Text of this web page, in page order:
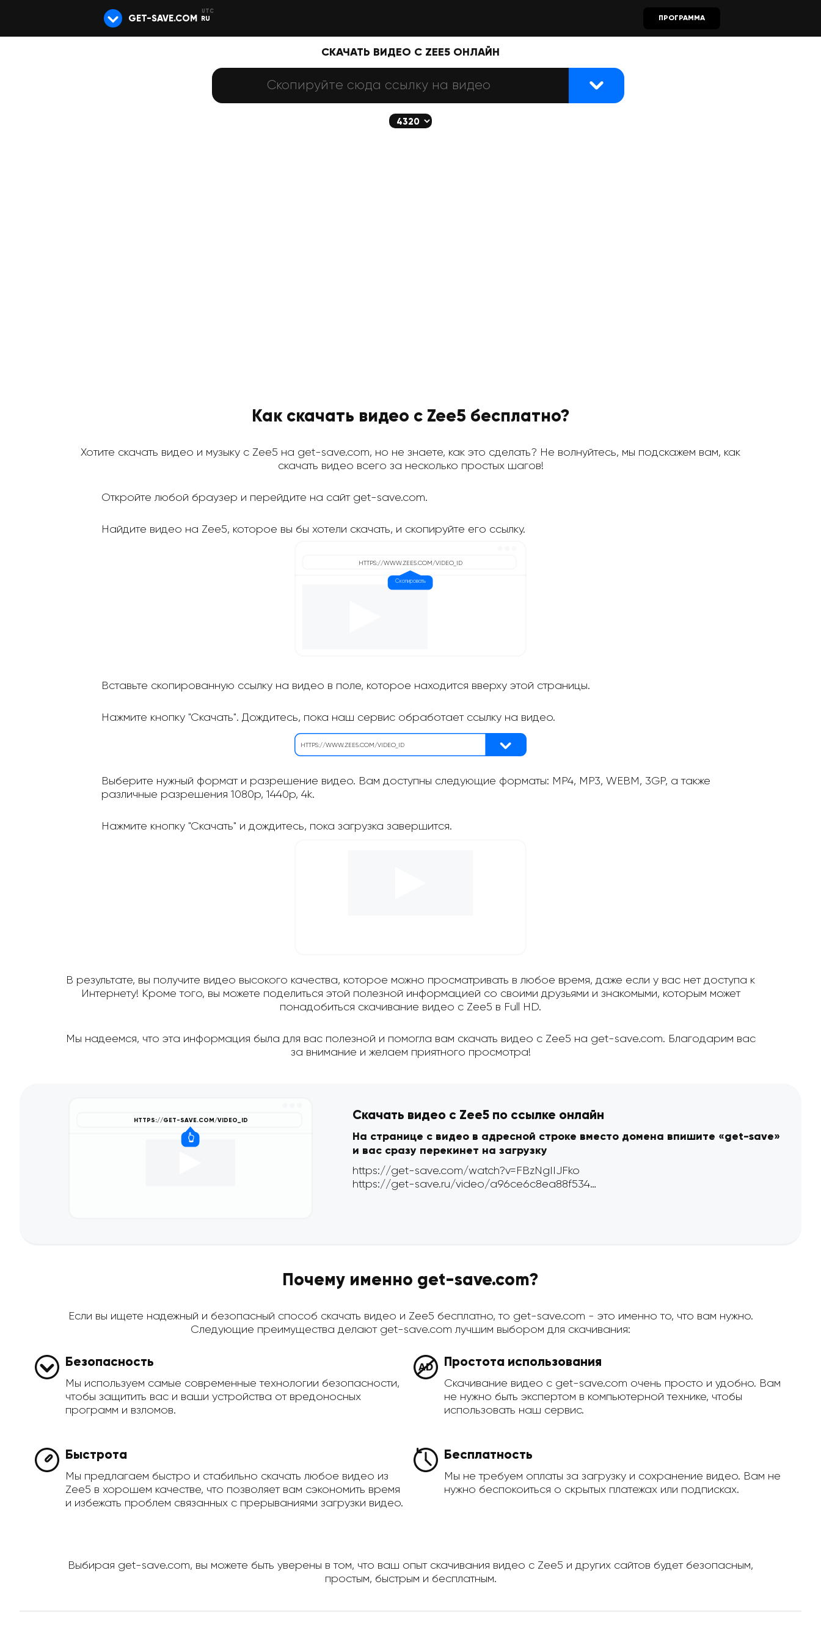
GET-SAVE.COM RU ПРОГРАММА
СКАЧАТЬ ВИДЕО С ZEE5 ОНЛАЙН
Как скачать видео с Zee5 бесплатно?
Хотите скачать видео и музыку с Zee5 на get-save.com, но не знаете, как это сделать? Не волнуйтесь, мы подскажем вам, как
скачать видео всего за несколько простых шагов!
Откройте любой браузер и перейдите на сайт get-save.com.
Найдите видео на Zee5, которое вы бы хотели скачать, и скопируйте его ссылку.
Вставьте скопированную ссылку на видео в поле, которое находится вверху этой страницы.
Нажмите кнопку "Скачать". Дождитесь, пока наш сервис обработает ссылку на видео.
Выберите нужный формат и разрешение видео. Вам доступны следующие форматы: MP4, MP3, WEBM, 3GP, а также
различные разрешения 1080p, 1440p, 4k.
Нажмите кнопку "Скачать" и дождитесь, пока загрузка завершится.
В результате, вы получите видео высокого качества, которое можно просматривать в любое время, даже если у вас нет доступа к
Интернету! Кроме того, вы можете поделиться этой полезной информацией со своими друзьями и знакомыми, которым может
понадобиться скачивание видео с Zee5 в Full HD.
Мы надеемся, что эта информация была для вас полезной и помогла вам скачать видео с Zee5 на get-save.com. Благодарим вас
за внимание и желаем приятного просмотра!
Скачать видео с Zee5 по ссылке онлайн
На странице с видео в адресной строке вместо домена впишите «get-save»
и вас сразу перекинет на загрузку
Почему именно get-save.com?
Если вы ищете надежный и безопасный способ скачать видео и Zee5 бесплатно, то get-save.com - это именно то, что вам нужно.
Следующие преимущества делают get-save.com лучшим выбором для скачивания:
Безопасность
Мы используем самые современные технологии безопасности,
чтобы защитить вас и ваши устройства от вредоносных
программ и взломов.
Простота использования
Скачивание видео с get-save.com очень просто и удобно. Вам
не нужно быть экспертом в компьютерной технике, чтобы
использовать наш сервис.
Быстрота
Мы предлагаем быстро и стабильно скачать любое видео из
Zee5 в хорошем качестве, что позволяет вам сэкономить время
и избежать проблем связанных с прерываниями загрузки видео.
Бесплатность
Мы не требуем оплаты за загрузку и сохранение видео. Вам не
нужно беспокоиться о скрытых платежах или подписках.
Выбирая get-save.com, вы можете быть уверены в том, что ваш опыт скачивания видео с Zee5 и других сайтов будет безопасным,
простым, быстрым и бесплатным.